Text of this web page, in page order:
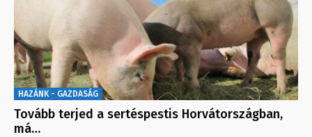
HAZÁNK - GAZDASÁG
Tovább terjed a sertéspestis Horvátországban,
má…